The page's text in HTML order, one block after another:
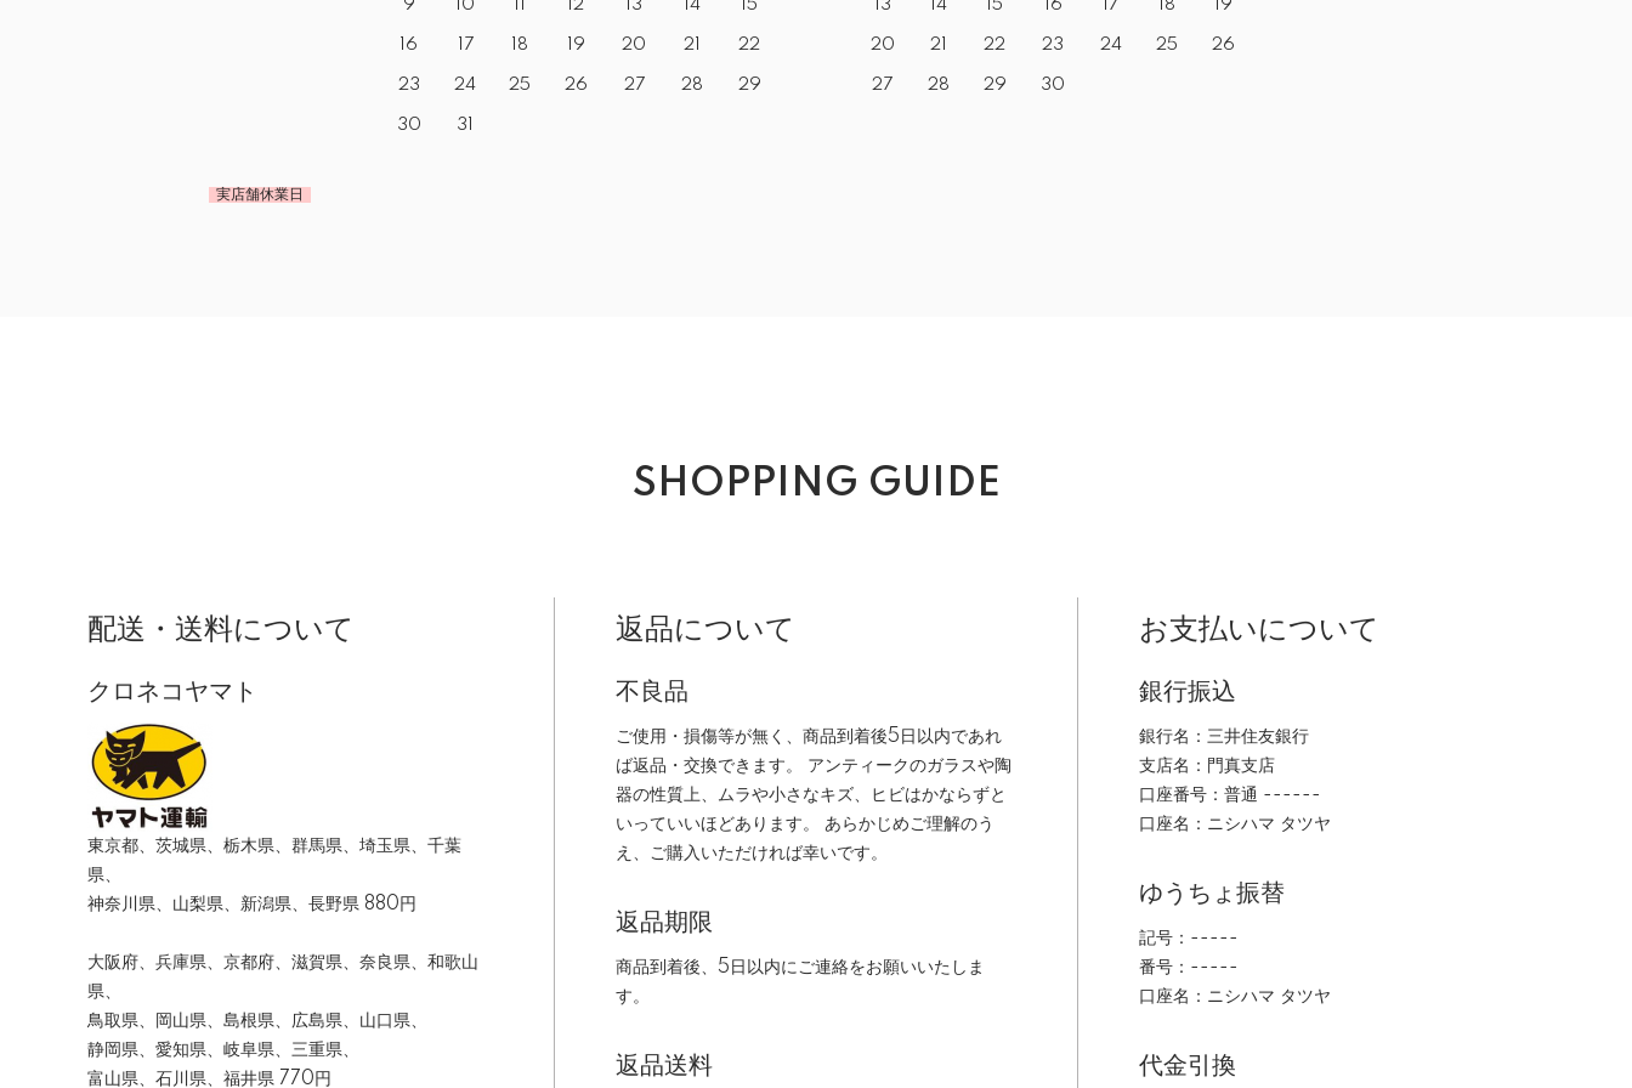
9 10 12 13 14 15
16 17 18 19 20 21 22
23 24 25 26 27 28 29
30 31
13 14 15 16 17 18 19
20 21 22 23 24 25 26
27 28 29 30
実店舗休業日
SHOPPING GUIDE
配送・送料について
クロネコヤマト
東京都、茨城県、栃木県、群馬県、埼玉県、千葉
県、
神奈川県、山梨県、新潟県、長野県 880円
大阪府、兵庫県、京都府、滋賀県、奈良県、和歌山
県、
鳥取県、岡山県、島根県、広島県、山口県、
静岡県、愛知県、岐阜県、三重県、
富山県、石川県、福井県 770円
返品について
不良品
ご使用・損傷等が無く、商品到着後5日以内であれ
ば返品・交換できます。 アンティークのガラスや陶
器の性質上、ムラや小さなキズ、ヒビはかならずと
いっていいほどあります。 あらかじめご理解のう
え、ご購入いただければ幸いです。
返品期限
商品到着後、5日以内にご連絡をお願いいたしま
す。
返品送料
お支払いについて
銀行振込
銀行名：三井住友銀行
支店名：門真支店
口座番号：普通 ------
口座名：ニシハマ タツヤ
ゆうちょ振替
記号：-----
番号：-----
口座名：ニシハマ タツヤ
代金引換